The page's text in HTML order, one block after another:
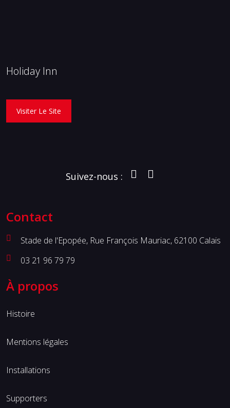
Holiday Inn
Visiter Le Site
Suivez-nous :
Contact
Stade de l'Epopée, Rue François Mauriac, 62100 Calais
03 21 96 79 79
À propos
Histoire
Mentions légales
Installations
Supporters